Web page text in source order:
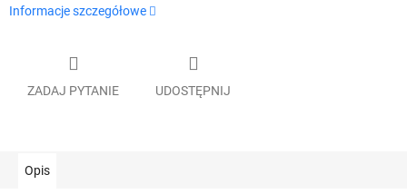
Informacje szczegółowe
ZADAJ PYTANIE UDOSTĘPNIJ
Opis